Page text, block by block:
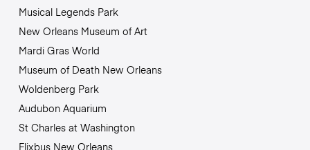
Musical Legends Park
New Orleans Museum of Art
Mardi Gras World
Museum of Death New Orleans
Woldenberg Park
Audubon Aquarium
St Charles at Washington
Flixbus New Orleans